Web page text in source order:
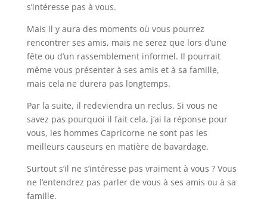
s’intéresse pas à vous.
Mais il y aura des moments où vous pourrez
rencontrer ses amis, mais ne serez que lors d’une
fête ou d’un rassemblement informel. Il pourrait
même vous présenter à ses amis et à sa famille,
mais cela ne durera pas longtemps.
Par la suite, il redeviendra un reclus. Si vous ne
savez pas pourquoi il fait cela, j’ai la réponse pour
vous, les hommes Capricorne ne sont pas les
meilleurs causeurs en matière de bavardage.
Surtout s’il ne s’intéresse pas vraiment à vous ? Vous
ne l’entendrez pas parler de vous à ses amis ou à sa
famille.